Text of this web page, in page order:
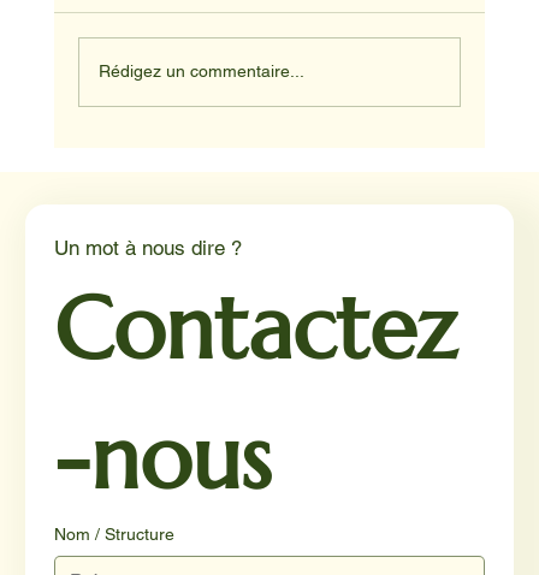
Rédigez un commentaire...
Un mot à nous dire ?
Contactez
-nous
Nom / Structure